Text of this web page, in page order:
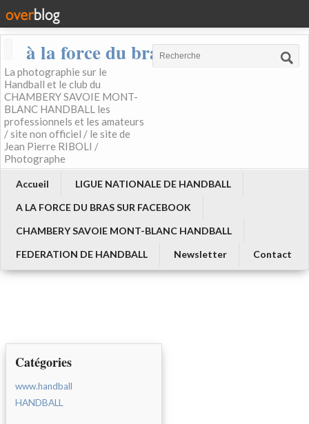
à la force du bras
La photographie sur le
Handball et le club du
CHAMBERY SAVOIE MONT-
BLANC HANDBALL les
professionnels et les amateurs
/ site non officiel / le site de
Jean Pierre RIBOLI /
Photographe
Accueil
LIGUE NATIONALE DE HANDBALL
A LA FORCE DU BRAS SUR FACEBOOK
CHAMBERY SAVOIE MONT-BLANC HANDBALL
FEDERATION DE HANDBALL
Newsletter Contact
Catégories
www.handball
HANDBALL